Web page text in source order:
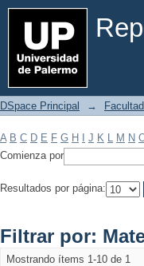
Filtrar por:
DSpace Principal →
A B C D E F G H J K L M N
Comienza por
Resultados por página:
Filtrar por:
Mostrando ítems 1-10 de 1